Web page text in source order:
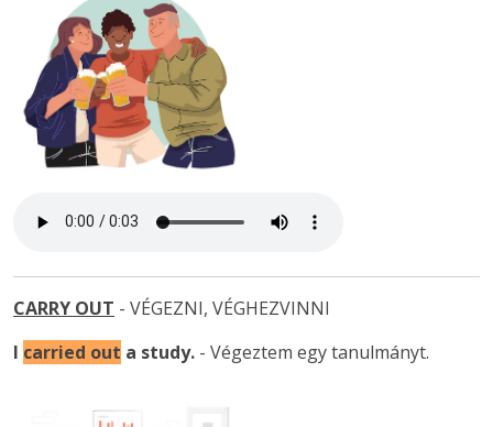
CARRY OUT - VÉGEZNI, VÉGHEZVINNI
I carried out a study. - Végeztem egy tanulmányt.